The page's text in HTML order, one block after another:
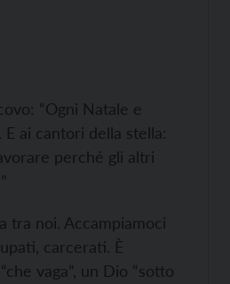
“Ogni Natale e
E ai cantori della stella:
perché gli altri
tra noi. Accampiamoci
carcerati. È
vaga”, un Dio “sotto